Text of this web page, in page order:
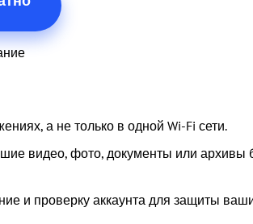
а не только в одной Wi-Fi сети.
видео, фото, документы или архивы
и проверку аккаунта для защиты